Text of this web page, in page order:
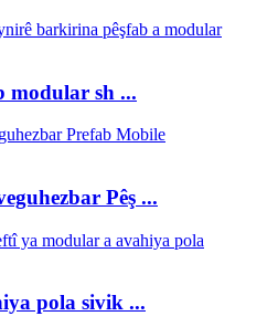
modular sh ...
Pêş ...
pola sivik ...